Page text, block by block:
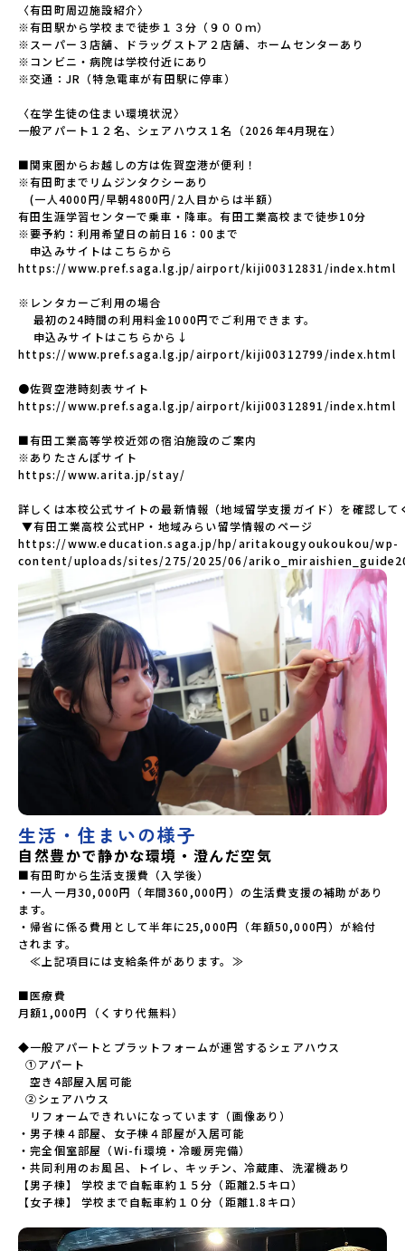
〈有田町周辺施設紹介〉
※有田駅から学校まで徒歩１３分（９００ｍ）
※スーパー３店舗、ドラッグストア２店舗、ホームセンターあり
※コンビニ・病院は学校付近にあり
※交通：JR（特急電車が有田駅に停車）
〈在学生徒の住まい環境状況〉
一般アパート１２名、シェアハウス１名（2026年4月現在）
■関東圏からお越しの方は佐賀空港が便利！
※有田町までリムジンタクシーあり
(一人4000円/早朝4800円/2人目からは半額）
有田生涯学習センターで乗車・降車。有田工業高校まで徒歩10分
※要予約：利用希望日の前日16：00まで
申込みサイトはこちらから
https://www.pref.saga.lg.jp/airport/kiji00312831/index.html
※レンタカーご利用の場合
https://www.pref.saga.lg.jp/airport/kiji00312799/index.html
●佐賀空港時刻表サイト
https://www.pref.saga.lg.jp/airport/kiji00312891/index.html
■有田工業高等学校近郊の宿泊施設のご案内
※ありたさんぽサイト
https://www.arita.jp/stay/
詳しくは本校公式サイトの最新情報（地域留学支援ガイド）を確認して
▼有田工業高校公式HP・地域みらい留学情報のページ
https://www.education.saga.jp/hp/aritakougyoukoukou/wp-
content/uploads/sites/275/2025/06/
生活・住まいの様子
自然豊かで静かな環境・澄んだ空気
■有田町から生活支援費（入学後）
・一人一月30,000円（年間360,000円）の生活費支援の補助があり
ます。
・帰省に係る費用として半年に25,000円（年額50,000円）が給付
されます。
≪上記項目には支給条件があります。≫
■医療費
月額1,000円（くすり代無料）
◆一般アパートとプラットフォームが運営するシェアハウス
  ①アパート
空き4部屋入居可能
  ②シェアハウス
リフォームできれいになっています（画像あり）
・男子棟４部屋、女子棟４部屋が入居可能
・完全個室部屋（Wi-fi環境・冷暖房完備）
・共同利用のお風呂、トイレ、キッチン、冷蔵庫、洗濯機あり
【男子棟】 学校まで自転車約１５分（距離2.5キロ）
【女子棟】 学校まで自転車約１０分（距離1.8キロ）